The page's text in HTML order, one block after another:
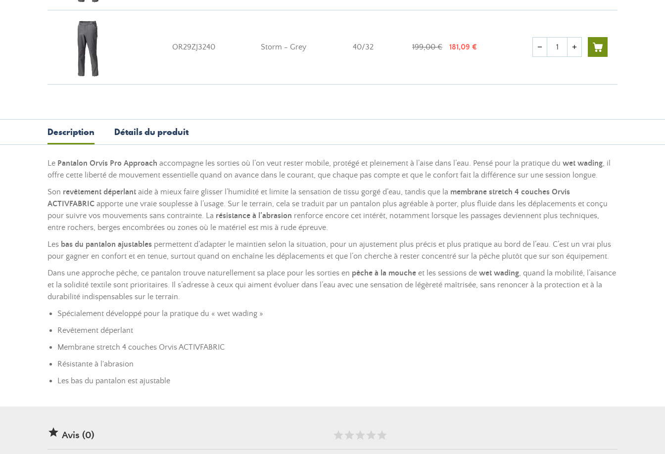
OR29ZJ3240 Storm - Grey 40/32 199,00 € 181,09 € Quantité
remove add
Description Détails du produit
Le Pantalon Orvis Pro Approach accompagne les sorties où l’on veut rester mobile, protégé et pleinement à l’aise dans l’eau. Pensé pour la pratique du wet wading, il
offre cette liberté de mouvement essentielle quand on avance dans le courant, que chaque pas compte et que le confort fait la différence sur une session longue.
Son revêtement déperlant aide à mieux faire glisser l’humidité et limite la sensation de tissu gorgé d’eau, tandis que la membrane stretch 4 couches Orvis
ACTIVFABRIC apporte une vraie souplesse à l’usage. Sur le terrain, cela se traduit par un pantalon plus agréable à porter, plus fluide dans les déplacements et conçu
pour suivre vos mouvements sans contrainte. La résistance à l’abrasion renforce encore cet intérêt, notamment lorsque les passages deviennent plus techniques,
entre rochers, berges encombrées ou zones où le matériel est mis à rude épreuve.
Les bas du pantalon ajustables permettent d’adapter le maintien selon la situation, pour un ajustement plus précis et plus pratique au bord de l’eau. C’est un vrai plus
pour gagner en confort et en tenue, surtout quand on enchaîne les déplacements et que l’on cherche à rester concentré sur la pêche plutôt que sur son équipement.
Dans une approche pêche, ce pantalon trouve naturellement sa place pour les sorties en pêche à la mouche et les sessions de wet wading, quand la mobilité, l’aisance
et la solidité textile sont prioritaires. Il s’adresse à ceux qui aiment évoluer dans l’eau avec une sensation de légèreté maîtrisée, sans renoncer à la protection et à la
durabilité indispensables sur le terrain.
Spécialement développé pour la pratique du « wet wading »
Revêtement déperlant
Membrane stretch 4 couches Orvis ACTIVFABRIC
Résistante à l'abrasion
Les bas du pantalon est ajustable
 Avis (0)